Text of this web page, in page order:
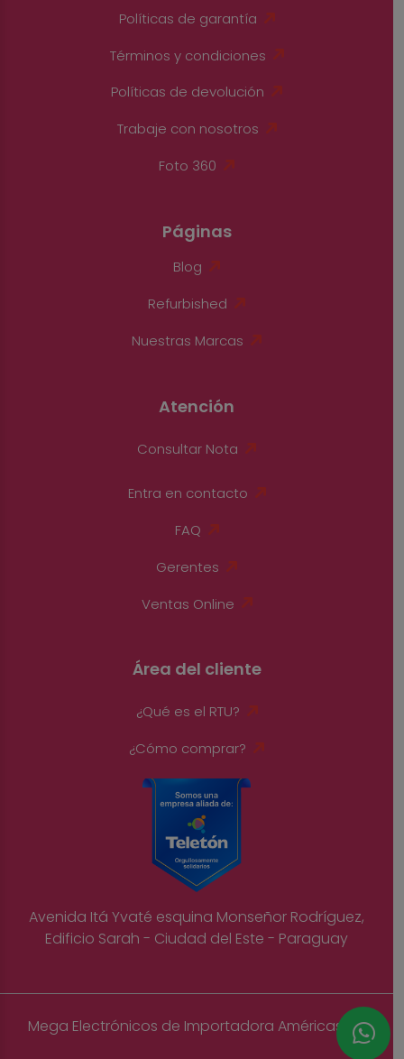
Políticas de garantía
Términos y condiciones
Políticas de devolución
Trabaje con nosotros
Foto 360
Páginas
Blog
Refurbished
Nuestras Marcas
Atención
Consultar Nota
Entra en contacto
FAQ
Gerentes
Ventas Online
Área del cliente
¿Qué es el RTU?
¿Cómo comprar?
Avenida Itá Yvaté esquina Monseñor Rodríguez,
Edificio Sarah - Ciudad del Este - Paraguay
Mega Electrónicos de Importadora Américas S.A